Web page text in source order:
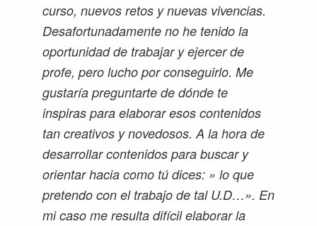
curso, nuevos retos y nuevas vivencias.
Desafortunadamente no he tenido la
oportunidad de trabajar y ejercer de
profe, pero lucho por conseguirlo. Me
gustaría preguntarte de dónde te
inspiras para elaborar esos contenidos
tan creativos y novedosos. A la hora de
desarrollar contenidos para buscar y
orientar hacia como tú dices: » lo que
pretendo con el trabajo de tal U.D…». En
mi caso me resulta difícil elaborar la